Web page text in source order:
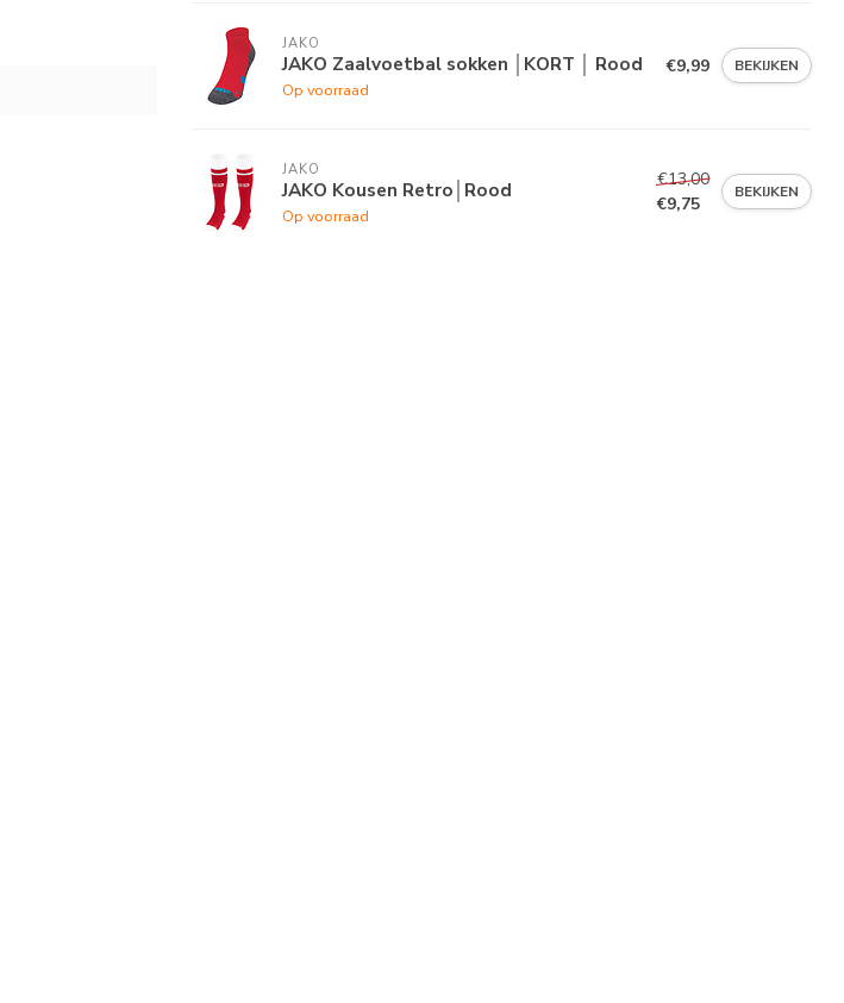
JAKO
JAKO Zaalvoetbal sokken │KORT │ Rood
Op voorraad
€9,99 BEKIJKEN
JAKO
JAKO Kousen Retro│Rood
Op voorraad
€13,00
€9,75
BEKIJKEN